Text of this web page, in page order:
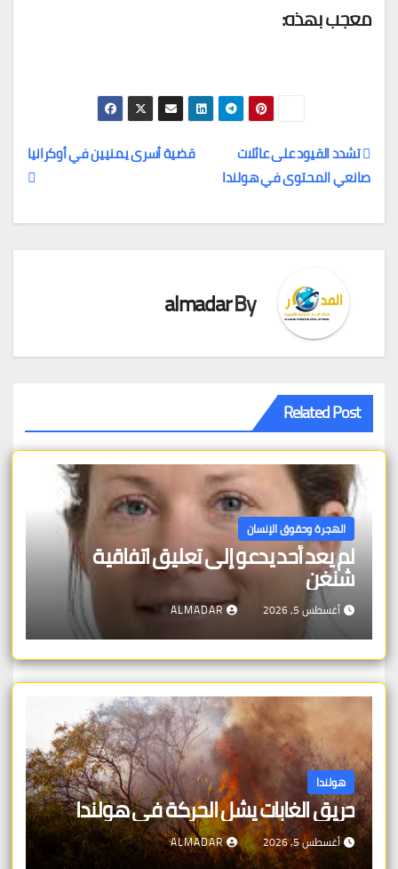
معجب بهذه:
تصفّح
المقالات
قضية أسرى يمنيين في أوكرانيا
تشدد القيود على عائلات
صانعي المحتوى في هولندا
By
almadar
Related Post
الهجرة وحقوق الإنسان
لم يعد أحد يدعو إلى تعليق اتفاقية
شنغن
أغسطس 5, 2026 ALMADAR
هولندا
حريق الغابات يشل الحركة في هولندا
أغسطس 5, 2026 ALMADAR